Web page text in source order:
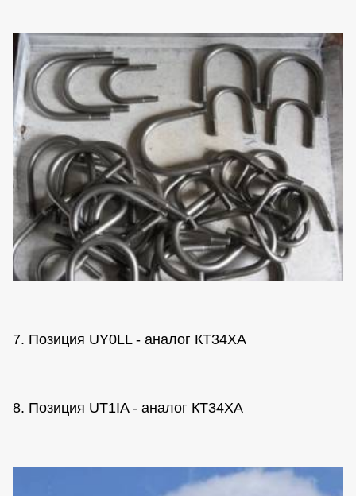
7. Позиция UY0LL - аналог КТ34ХА
8. Позиция UT1IA - аналог КТ34ХА